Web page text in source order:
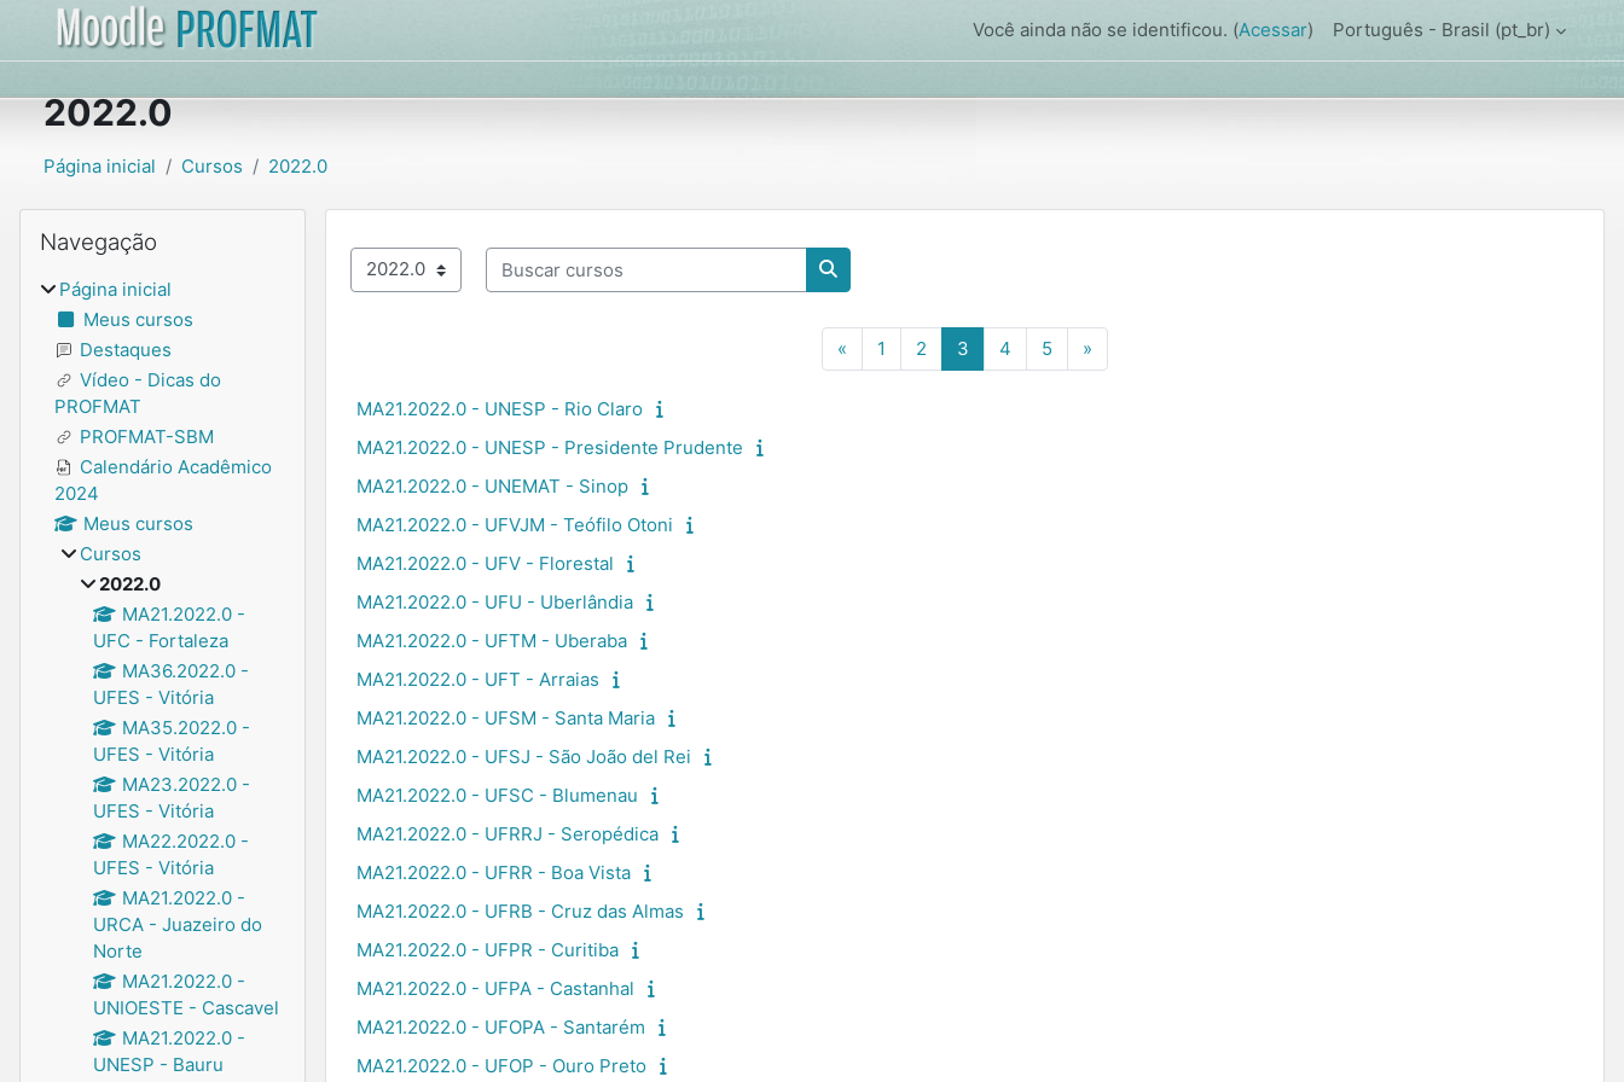
Ir para o conteúdo principal
Português - Brasil ‎(pt_br)‎
Você ainda não se identificou. (Acessar)
2022.0
Página inicial Cursos 2022.0
Categorias de Cursos
Buscar cursos
Buscar cursos
«Página anterior
1 Página 1
2Página 2
3Página 3
4Página 4
5Página 5
»Próxima página
MA21.2022.0 - UNESP - Rio Claro
MA21.2022.0 - UNESP - Presidente Prudente
MA21.2022.0 - UNEMAT - Sinop
MA21.2022.0 - UFVJM - Teófilo Otoni
MA21.2022.0 - UFV - Florestal
MA21.2022.0 - UFU - Uberlândia
MA21.2022.0 - UFTM - Uberaba
MA21.2022.0 - UFT - Arraias
MA21.2022.0 - UFSM - Santa Maria
MA21.2022.0 - UFSJ - São João del Rei
MA21.2022.0 - UFSC - Blumenau
MA21.2022.0 - UFRRJ - Seropédica
MA21.2022.0 - UFRR - Boa Vista
MA21.2022.0 - UFRB - Cruz das Almas
MA21.2022.0 - UFPR - Curitiba
MA21.2022.0 - UFPA - Castanhal
MA21.2022.0 - UFOPA - Santarém
MA21.2022.0 - UFOP - Ouro Preto
Blocos
Navegação
Página inicial
Meus cursos
Destaques
Vídeo - Dicas do
PROFMAT
PROFMAT-SBM
Calendário Acadêmico
2024
Meus cursos
Cursos
2022.0
MA21.2022.0 -
UFC - Fortaleza
MA36.2022.0 -
UFES - Vitória
MA35.2022.0 -
UFES - Vitória
MA23.2022.0 -
UFES - Vitória
MA22.2022.0 -
UFES - Vitória
MA21.2022.0 -
URCA - Juazeiro do
Norte
MA21.2022.0 -
UNIOESTE - Cascavel
MA21.2022.0 -
UNESP - Bauru